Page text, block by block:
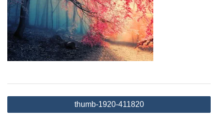
პოსტის
ნავიგაცია
thumb-1920-411820